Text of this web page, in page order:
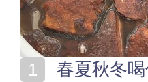
春夏秋冬